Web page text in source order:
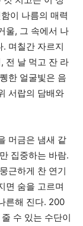
이 나름의 매력
울, 그 속에서 나
며칠간 자르지
전 날 먹고 잔 라
한 얼굴빛은 음
서랍의 담배와
머금은 냄새 같
집중하는 바람.
근하게 찬 연기
면 숨을 고르며
른해 진다. 200
수 있는 수단이